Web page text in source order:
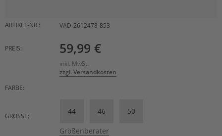
ARTIKEL-NR.: VAD-2612478-853
PREIS: 59,99 €
inkl. MwSt.
zzgl. Versandkosten
FARBE:
GRÖSSE:
44 46 50
Größenberater